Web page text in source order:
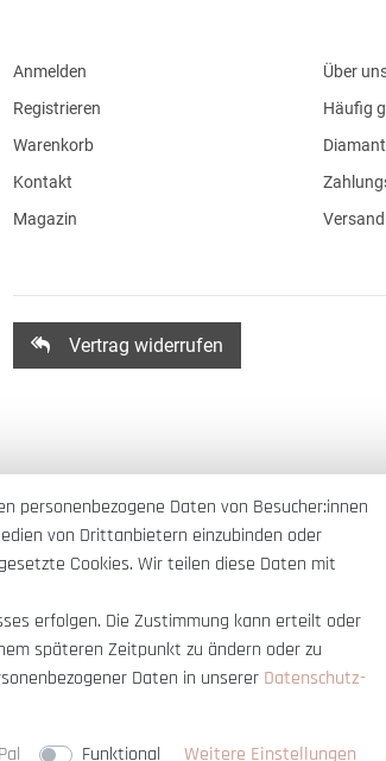
Anmelden
Registrieren
Warenkorb
Kontakt
Magazin
Über
Häufig
Vertrag widerrufen
personenbezogene Daten von Besucher:innen
von Drittanbietern einzubinden oder
Cookies. Wir teilen diese Daten mit
erfolgen. Die Zustimmung kann erteilt oder
späteren Zeitpunkt zu ändern oder zu
Daten in unserer Daten­schutz­
Funktional Weitere Einstellungen